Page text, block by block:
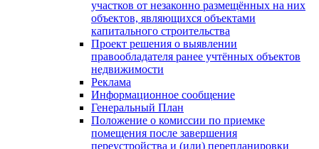
участков от незаконно размещённых на них
объектов, являющихся объектами
капитального строительства
Проект решения о выявлении
правообладателя ранее учтённых объектов
недвижимости
Реклама
Информационное сообщение
Генеральный План
Положение о комиссии по приемке
помещения после завершения
переустройства и (или) перепланировки